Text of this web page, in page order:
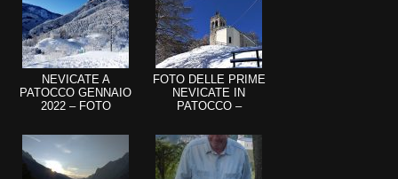
NEVICATE A
PATOCCO GENNAIO
2022 – FOTO
FOTO DELLE PRIME
NEVICATE IN
PATOCCO –